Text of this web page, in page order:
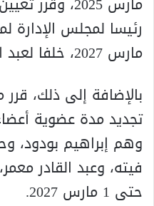
مارس 2027، خلفا لعبد السلام أحيزون.
بالإضافة إلى ذلك،
تجديد مدة عضوية
وهم إبراهيم بودود،
فيته، وعبد القادر
حتى 1 مارس 2027.